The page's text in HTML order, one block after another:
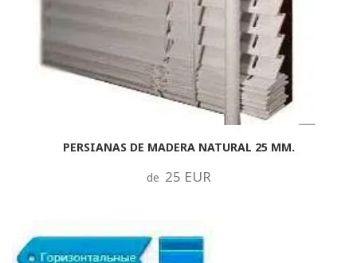
PERSIANAS DE MADERA NATURAL 25 MM.
de 25 EUR